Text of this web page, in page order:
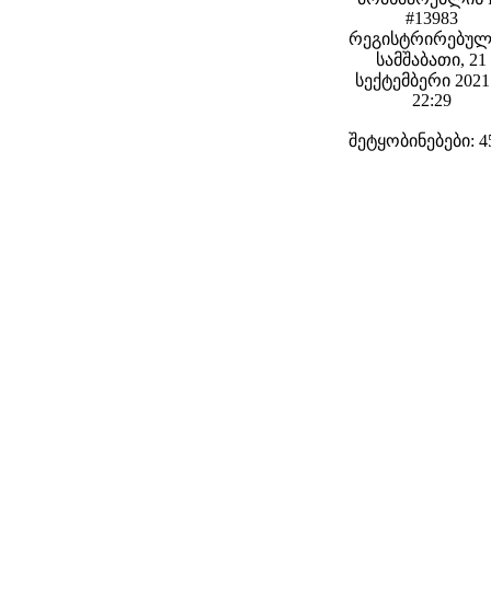
#13983
სამშაბათი, 21
სექტემბერი
22:29
შეტყობინებები: